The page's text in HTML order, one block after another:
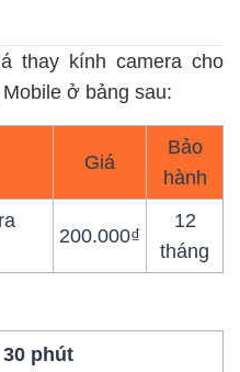
thay kính camera cho
ở bảng sau:
Giá
Bảo
hành
200.000₫
12
tháng
phút